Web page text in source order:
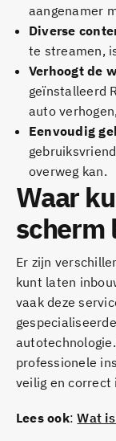
aangenamer
Diverse
te streamen,
Verhoogt de
geïnstalleerd
auto
Eenvoudig
overweg kan.
Waar
scherm
Er zijn
kunt laten
vaak deze
professionele
veilig en correct
Lees ook:Wat